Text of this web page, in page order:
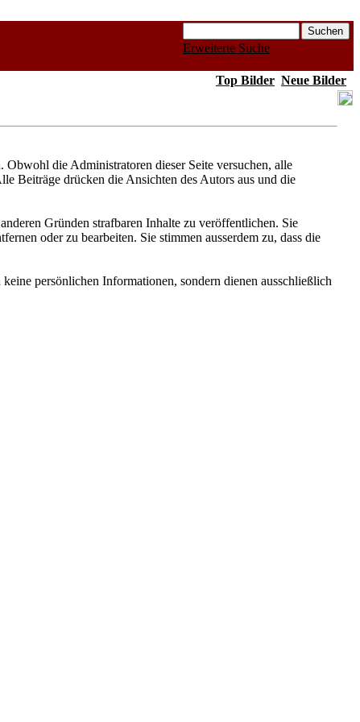
Erweiterte Suche
Top Bilder Neue Bilder
die Administratoren dieser Seite versuchen, alle
Beiträge drücken die Ansichten des Autors aus und die
Gründen strafbaren Inhalte zu veröffentlichen. Sie
oder zu bearbeiten. Sie stimmen ausserdem zu, dass die
persönlichen Informationen, sondern dienen ausschließlich